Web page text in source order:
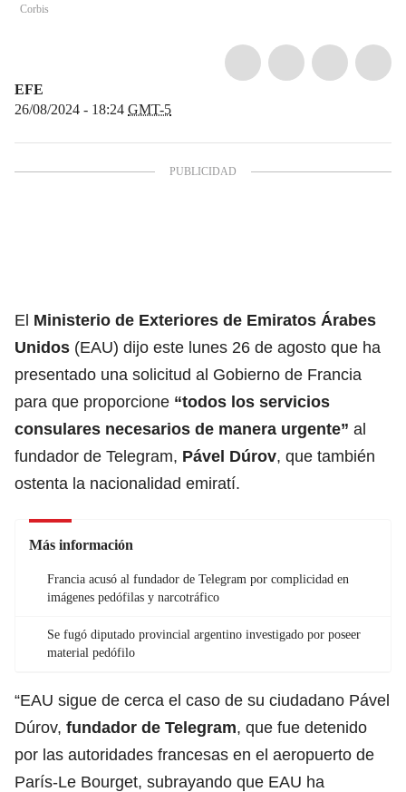
Corbis
EFE
26/08/2024 - 18:24 GMT-5
El Ministerio de Exteriores de Emiratos Árabes
Unidos (EAU) dijo este lunes 26 de agosto que ha
presentado una solicitud al Gobierno de Francia
para que proporcione “todos los servicios
consulares necesarios de manera urgente” al
fundador de Telegram, Pável Dúrov, que también
ostenta la nacionalidad emiratí.
Más información
Francia acusó al fundador de Telegram por complicidad en
imágenes pedófilas y narcotráfico
Se fugó diputado provincial argentino investigado por poseer
material pedófilo
“EAU sigue de cerca el caso de su ciudadano Pável
Dúrov, fundador de Telegram, que fue detenido
por las autoridades francesas en el aeropuerto de
París-Le Bourget, subrayando que EAU ha